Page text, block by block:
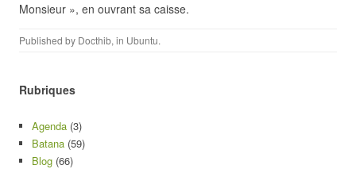
Monsieur », en ouvrant sa caisse.
Published by Docthib, in Ubuntu.
Rubriques
Agenda (3)
Batana (59)
Blog (66)